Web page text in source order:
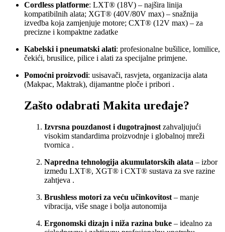
Cordless platforme: LXT® (18V) – najšira linija
kompatibilnih alata; XGT® (40V/80V max) – snažnija
izvedba koja zamjenjuje motore; CXT® (12V max) – za
precizne i kompaktne zadatke
Kabelski i pneumatski alati: profesionalne bušilice, lomilice,
čekići, brusilice, pilice i alati za specijalne primjene.
Pomoćni proizvodi: usisavači, rasvjeta, organizacija alata
(Makpac, Maktrak), dijamantne ploče i pribori .
Zašto odabrati Makita uređaje?
Izvrsna pouzdanost i dugotrajnost zahvaljujući
visokim standardima proizvodnje i globalnoj mreži
tvornica .
Napredna tehnologija akumulatorskih alata – izbor
između LXT®, XGT® i CXT® sustava za sve razine
zahtjeva .
Brushless motori za veću učinkovitost – manje
vibracija, više snage i bolja autonomija
Ergonomski dizajn i niža razina buke – idealno za